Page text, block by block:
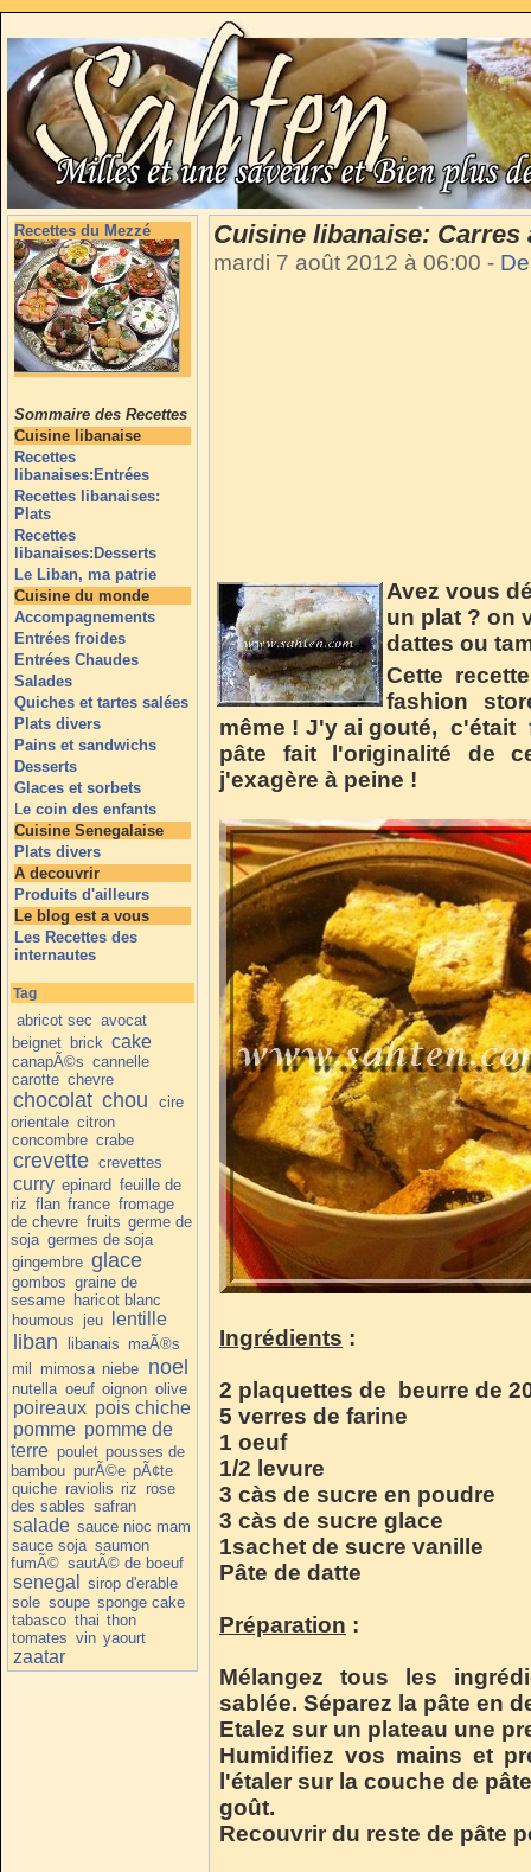
Recettes du Mezzé
Sommaire des Recettes
Cuisine libanaise
Recettes
libanaises:Entrées
Recettes libanaises:
Plats
Recettes
libanaises:Desserts
Le Liban, ma patrie
Cuisine du monde
Accompagnements
Entrées froides
Entrées Chaudes
Salades
Quiches et tartes salées
Plats divers
Pains et sandwichs
Desserts
Glaces et sorbets
Le coin des enfants
Cuisine Senegalaise
Plats divers
A decouvrir
Produits d'ailleurs
Le blog est a vous
Les Recettes des
internautes
Tag
abricot sec avocat
beignet brick cake
canapÃ©s cannelle
carotte chevre
chocolat chou
cire
orientale citron
concombre crabe
crevette crevettes
curry epinard feuille de
riz flan france fromage
de chevre fruits germe de
soja germes de soja
gingembre glace
gombos graine de
sesame haricot blanc
houmous jeu lentille
liban libanais maÃ®s
mil mimosa niebe noel
nutella oeuf oignon olive
poireaux pois chiche
pomme pomme de
terre poulet pousses de
bambou purÃ©e pÃ¢te
quiche raviolis riz rose
des sables safran
salade sauce nioc mam
sauce soja saumon
fumÃ© sautÃ© de boeuf
senegal
sirop d'erable
sole soupe sponge cake
tabasco thai thon
tomates vin yaourt
zaatar
Cuisine libanaise:
mardi 7 août 2012 à 06:00 -
Avez vous
un plat ? on
dattes ou
Cette
fashion
même ! J'y ai gouté, c'était
pâte fait l'originalité de
j'exagère à peine !
Ingrédients :
2 plaquettes de beurre de
5 verres de farine
1 oeuf
1/2 levure
3 càs de sucre en poudre
3 càs de sucre glace
1sachet de sucre vanille
Pâte de datte
Préparation :
Mélangez tous les
sablée. Séparez la pâte en
Etalez sur un plateau une
Humidifiez vos mains et
l'étaler sur la couche de
goût.
Recouvrir du reste de pâte